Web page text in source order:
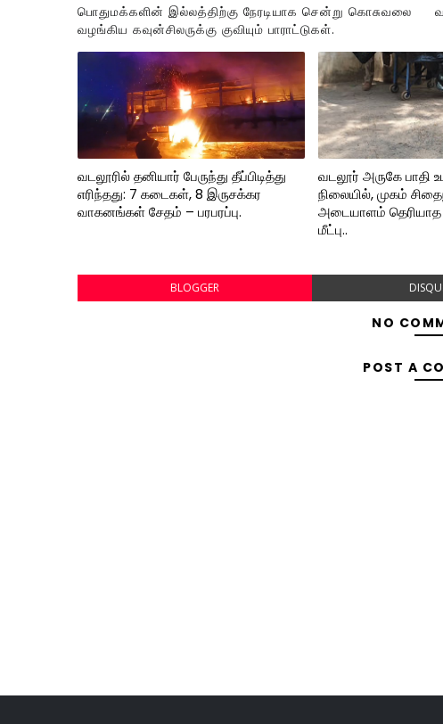
பொதுமக்களின் இல்லத்திற்கு நேரடியாக சென்று கொசுவலை
வழங்கிய கவுன்சிலருக்கு குவியும் பாராட்டுகள்.
வடலூரில் தனியார் பேருந்து தீப்பிடித்து
எரிந்தது: 7 கடைகள், 8 இருசக்கர
வாகனங்கள் சேதம் – பரபரப்பு.
வடலூர் அருகே பாதி
நிலையில், முகம்
அடையாளம்
மீட்பு..
BLOGGER
NO
POST A